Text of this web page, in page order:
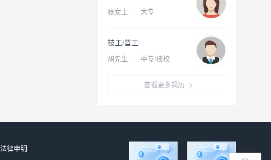
张女士 · 大专
技工/普工
胡先生 · 中专/技校
查看更多简历
法律申明